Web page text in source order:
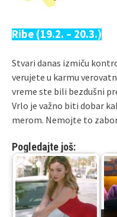
Ribe (19.2. – 20.3.)
Stvari danas izmiču
verujete u karmu
vreme ste bili bezdušni
Vrlo je važno biti dobar
merom. Nemojte to
Pogledajte još: